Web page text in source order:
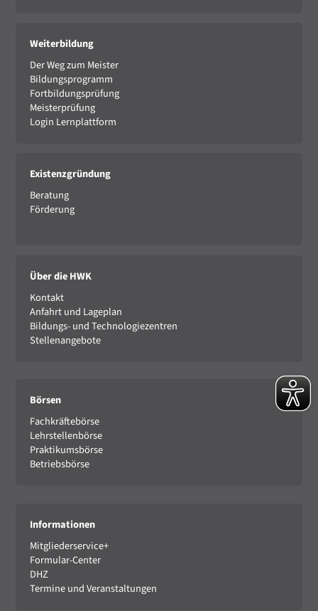
Weiterbildung
Der Weg zum Meister
Bildungsprogramm
Fortbildungsprüfung
Meisterprüfung
Login Lernplattform
Existenzgründung
Beratung
Förderung
Über die HWK
Kontakt
Anfahrt und Lageplan
Bildungs- und Technologiezentren
Stellenangebote
Börsen
Fachkräftebörse
Lehrstellenbörse
Praktikumsbörse
Betriebsbörse
Informationen
Mitgliederservice+
Formular-Center
DHZ
Termine und Veranstaltungen